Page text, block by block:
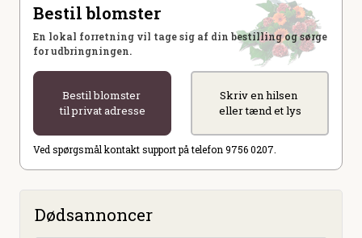
Bestil blomster
En lokal forretning vil tage sig af din bestilling og sørge
for udbringningen.
Bestil blomster
til privat adresse
Skriv en hilsen
eller tænd et lys
Ved spørgsmål kontakt support på telefon 9756 0207.
Dødsannoncer